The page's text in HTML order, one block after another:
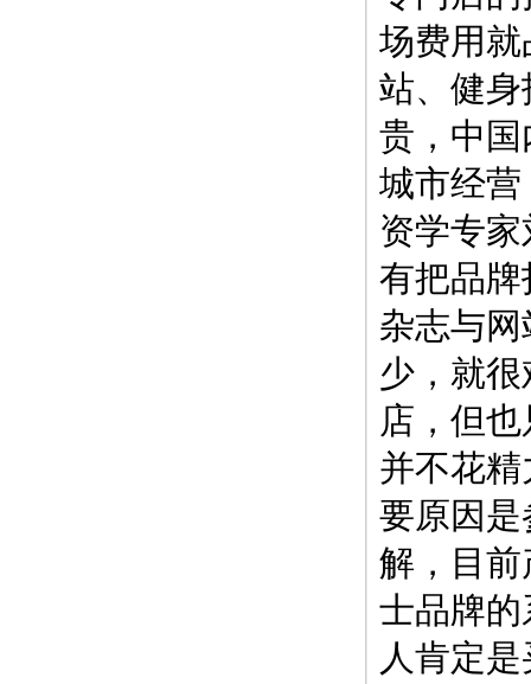
场费用
站、健
贵，中
城市经营
资学专
有把品
杂志与
少，就
店，但
并不花
要原因
解，目
士品牌
人肯定